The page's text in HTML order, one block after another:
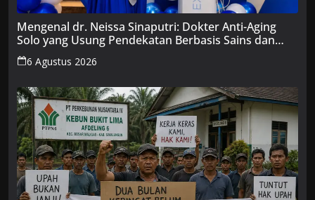
Mengenal dr. Neissa Sinaputri: Dokter Anti-Aging
Solo yang Usung Pendekatan Berbasis Sains dan
Edukasi
6 Agustus 2026